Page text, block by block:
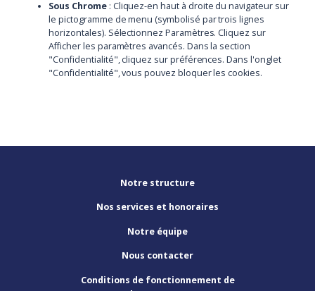
Sous Chrome: Cliquez-en haut à droite du navigateur sur
le pictogramme de menu (symbolisé par trois lignes
horizontales). Sélectionnez Paramètres. Cliquez sur
Afficher les paramètres avancés. Dans la section
"Confidentialité", cliquez sur préférences. Dans l'onglet
"Confidentialité", vous pouvez bloquer les cookies.
Notre structure
Nos services et honoraires
Notre équipe
Nous contacter
Conditions de fonctionnement de